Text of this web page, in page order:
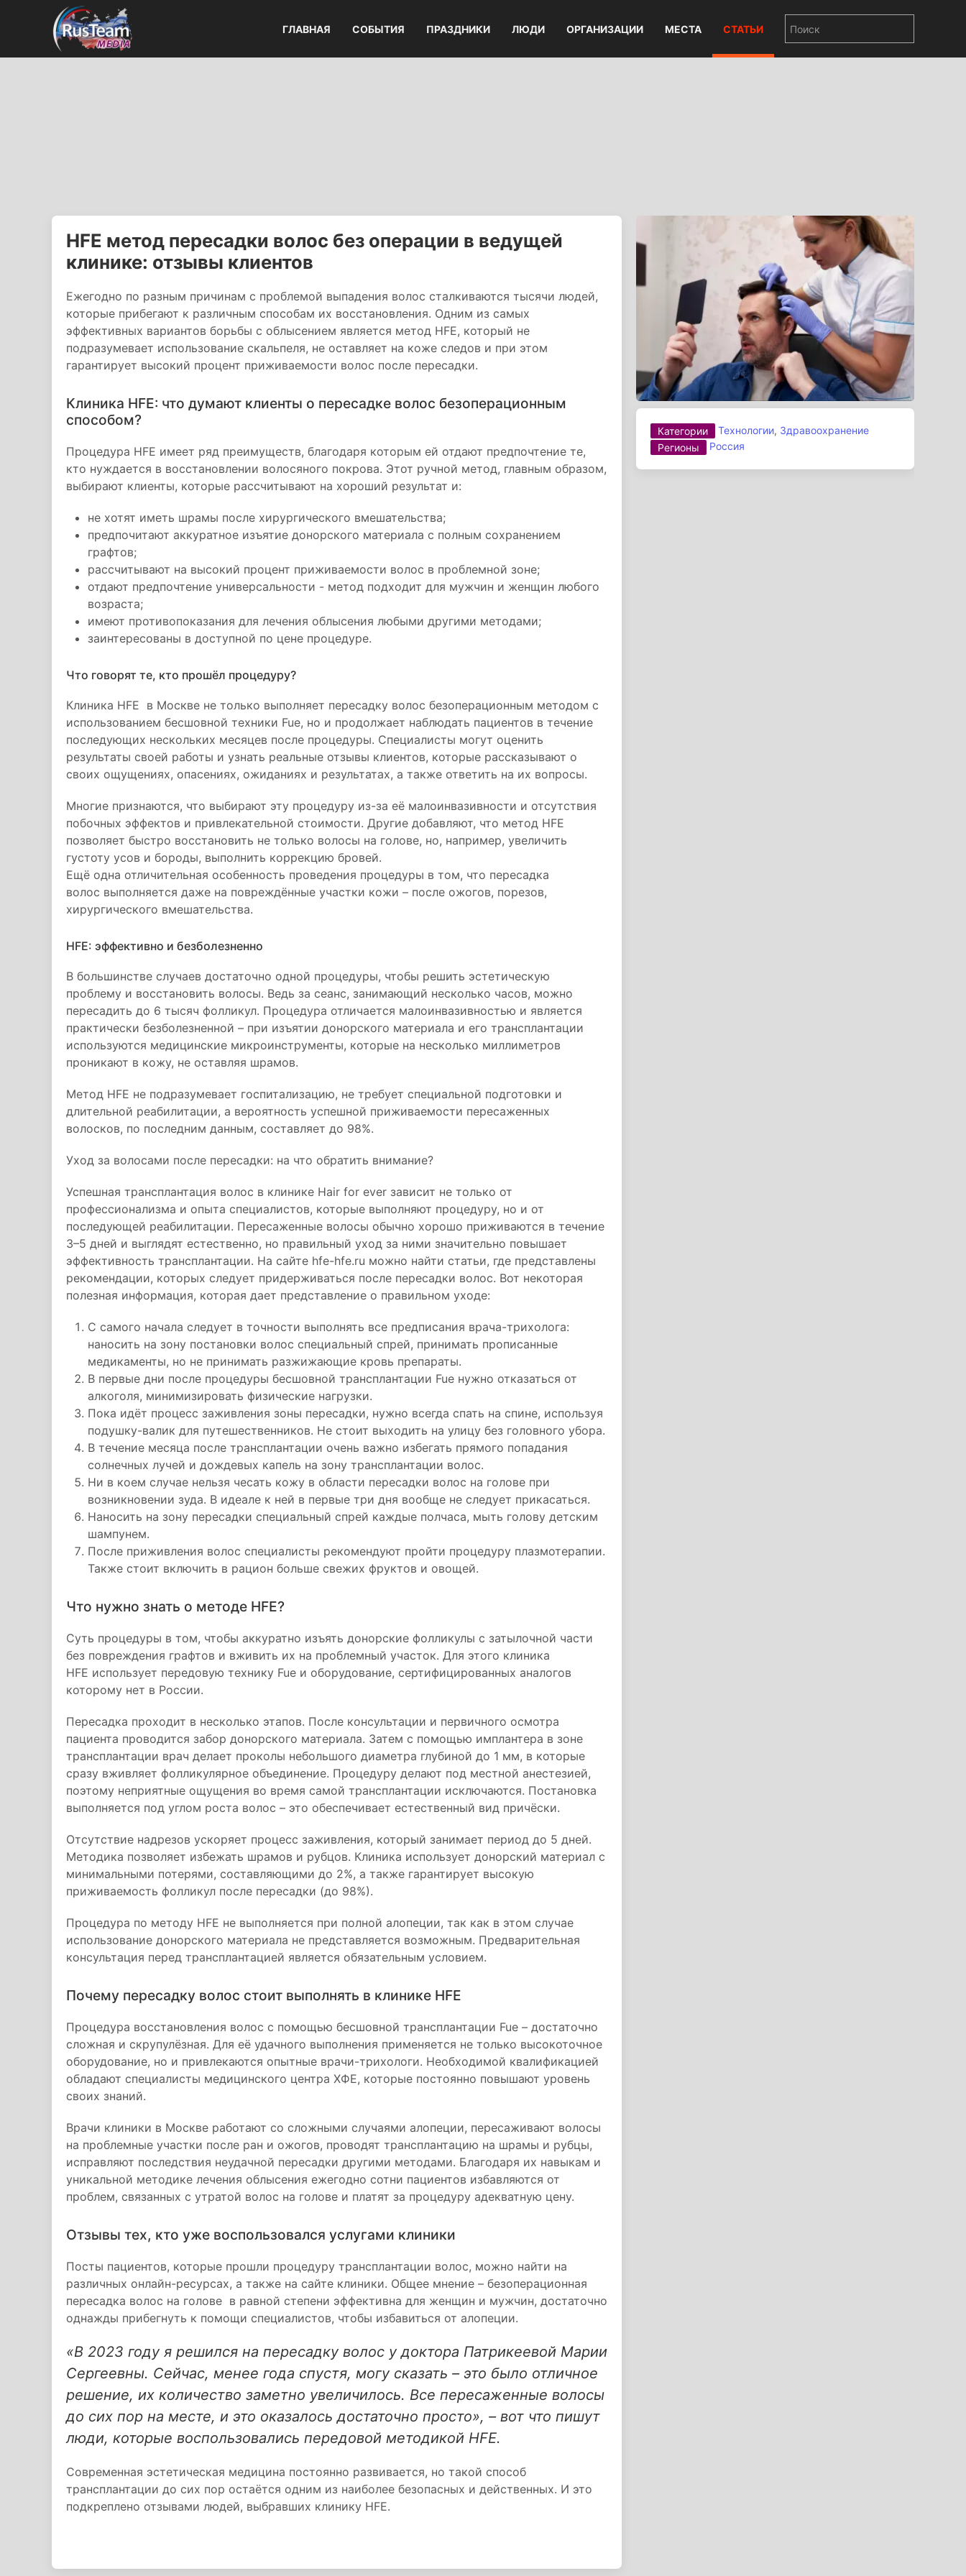
ГЛАВНАЯ СОБЫТИЯ ПРАЗДНИКИ ЛЮДИ ОРГАНИЗАЦИИ МЕСТА СТАТЬИ
HFE метод пересадки волос без операции в ведущей
клинике: отзывы клиентов
Ежегодно по разным причинам с проблемой выпадения волос сталкиваются тысячи людей,
которые прибегают к различным способам их восстановления. Одним из самых
эффективных вариантов борьбы с облысением является метод HFE, который не
подразумевает использование скальпеля, не оставляет на коже следов и при этом
гарантирует высокий процент приживаемости волос после пересадки.
Клиника HFE: что думают клиенты о пересадке волос безоперационным
способом?
Процедура HFE имеет ряд преимуществ, благодаря которым ей отдают предпочтение те,
кто нуждается в восстановлении волосяного покрова. Этот ручной метод, главным образом,
выбирают клиенты, которые рассчитывают на хороший результат и:
не хотят иметь шрамы после хирургического вмешательства;
предпочитают аккуратное изъятие донорского материала с полным сохранением
графтов;
рассчитывают на высокий процент приживаемости волос в проблемной зоне;
отдают предпочтение универсальности - метод подходит для мужчин и женщин любого
возраста;
имеют противопоказания для лечения облысения любыми другими методами;
заинтересованы в доступной по цене процедуре.
Что говорят те, кто прошёл процедуру?
Клиника HFE в Москве не только выполняет пересадку волос безоперационным методом с
использованием бесшовной техники Fue, но и продолжает наблюдать пациентов в течение
последующих нескольких месяцев после процедуры. Специалисты могут оценить
результаты своей работы и узнать реальные отзывы клиентов, которые рассказывают о
своих ощущениях, опасениях, ожиданиях и результатах, а также ответить на их вопросы.
Многие признаются, что выбирают эту процедуру из-за её малоинвазивности и отсутствия
побочных эффектов и привлекательной стоимости. Другие добавляют, что метод HFE
позволяет быстро восстановить не только волосы на голове, но, например, увеличить
густоту усов и бороды, выполнить коррекцию бровей.
Ещё одна отличительная особенность проведения процедуры в том, что пересадка
волос выполняется даже на повреждённые участки кожи – после ожогов, порезов,
хирургического вмешательства.
HFE: эффективно и безболезненно
В большинстве случаев достаточно одной процедуры, чтобы решить эстетическую
проблему и восстановить волосы. Ведь за сеанс, занимающий несколько часов, можно
пересадить до 6 тысяч фолликул. Процедура отличается малоинвазивностью и является
практически безболезненной – при изъятии донорского материала и его трансплантации
используются медицинские микроинструменты, которые на несколько миллиметров
проникают в кожу, не оставляя шрамов.
Метод HFE не подразумевает госпитализацию, не требует специальной подготовки и
длительной реабилитации, а вероятность успешной приживаемости пересаженных
волосков, по последним данным, составляет до 98%.
Уход за волосами после пересадки: на что обратить внимание?
Успешная трансплантация волос в клинике Hair for ever зависит не только от
профессионализма и опыта специалистов, которые выполняют процедуру, но и от
последующей реабилитации. Пересаженные волосы обычно хорошо приживаются в течение
3–5 дней и выглядят естественно, но правильный уход за ними значительно повышает
эффективность трансплантации. На сайте hfe-hfe.ru можно найти статьи, где представлены
рекомендации, которых следует придерживаться после пересадки волос. Вот некоторая
полезная информация, которая дает представление о правильном уходе:
С самого начала следует в точности выполнять все предписания врача-трихолога:
наносить на зону постановки волос специальный спрей, принимать прописанные
медикаменты, но не принимать разжижающие кровь препараты.
В первые дни после процедуры бесшовной трансплантации Fue нужно отказаться от
алкоголя, минимизировать физические нагрузки.
Пока идёт процесс заживления зоны пересадки, нужно всегда спать на спине, используя
подушку-валик для путешественников. Не стоит выходить на улицу без головного убора.
В течение месяца после трансплантации очень важно избегать прямого попадания
солнечных лучей и дождевых капель на зону трансплантации волос.
Ни в коем случае нельзя чесать кожу в области пересадки волос на голове при
возникновении зуда. В идеале к ней в первые три дня вообще не следует прикасаться.
Наносить на зону пересадки специальный спрей каждые полчаса, мыть голову детским
шампунем.
После приживления волос специалисты рекомендуют пройти процедуру плазмотерапии.
Также стоит включить в рацион больше свежих фруктов и овощей.
Что нужно знать о методе HFE?
Суть процедуры в том, чтобы аккуратно изъять донорские фолликулы с затылочной части
без повреждения графтов и вживить их на проблемный участок. Для этого клиника
HFE использует передовую технику Fue и оборудование, сертифицированных аналогов
которому нет в России.
Пересадка проходит в несколько этапов. После консультации и первичного осмотра
пациента проводится забор донорского материала. Затем с помощью имплантера в зоне
трансплантации врач делает проколы небольшого диаметра глубиной до 1 мм, в которые
сразу вживляет фолликулярное объединение. Процедуру делают под местной анестезией,
поэтому неприятные ощущения во время самой трансплантации исключаются. Постановка
выполняется под углом роста волос – это обеспечивает естественный вид причёски.
Отсутствие надрезов ускоряет процесс заживления, который занимает период до 5 дней.
Методика позволяет избежать шрамов и рубцов. Клиника использует донорский материал с
минимальными потерями, составляющими до 2%, а также гарантирует высокую
приживаемость фолликул после пересадки (до 98%).
Процедура по методу HFE не выполняется при полной алопеции, так как в этом случае
использование донорского материала не представляется возможным. Предварительная
консультация перед трансплантацией является обязательным условием.
Почему пересадку волос стоит выполнять в клинике HFE
Процедура восстановления волос с помощью бесшовной трансплантации Fue – достаточно
сложная и скрупулёзная. Для её удачного выполнения применяется не только высокоточное
оборудование, но и привлекаются опытные врачи-трихологи. Необходимой квалификацией
обладают специалисты медицинского центра ХФЕ, которые постоянно повышают уровень
своих знаний.
Врачи клиники в Москве работают со сложными случаями алопеции, пересаживают волосы
на проблемные участки после ран и ожогов, проводят трансплантацию на шрамы и рубцы,
исправляют последствия неудачной пересадки другими методами. Благодаря их навыкам и
уникальной методике лечения облысения ежегодно сотни пациентов избавляются от
проблем, связанных с утратой волос на голове и платят за процедуру адекватную цену.
Отзывы тех, кто уже воспользовался услугами клиники
Посты пациентов, которые прошли процедуру трансплантации волос, можно найти на
различных онлайн-ресурсах, а также на сайте клиники. Общее мнение – безоперационная
пересадка волос на голове в равной степени эффективна для женщин и мужчин, достаточно
однажды прибегнуть к помощи специалистов, чтобы избавиться от алопеции.
«В 2023 году я решился на пересадку волос у доктора Патрикеевой Марии
Сергеевны. Сейчас, менее года спустя, могу сказать – это было отличное
решение, их количество заметно увеличилось. Все пересаженные волосы
до сих пор на месте, и это оказалось достаточно просто», – вот что пишут
люди, которые воспользовались передовой методикой HFE.
Современная эстетическая медицина постоянно развивается, но такой способ
трансплантации до сих пор остаётся одним из наиболее безопасных и действенных. И это
подкреплено отзывами людей, выбравших клинику HFE.
Категории Технологии, Здравоохранение
Регионы
Россия